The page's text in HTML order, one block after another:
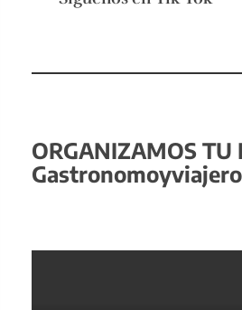
ORGANIZAMOS TU
Gastronomoyviajero